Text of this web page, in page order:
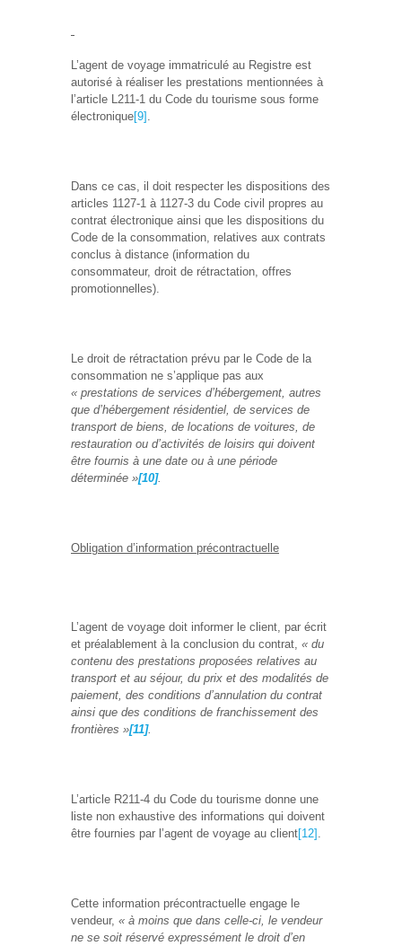
L’agent de voyage immatriculé au Registre est
autorisé à réaliser les prestations mentionnées à
l’article L211-1 du Code du tourisme sous forme
électronique[9]
Dans ce cas, il doit respecter les dispositions des
articles 1127-1 à 1127-3 du Code civil propres au
contrat électronique ainsi que les dispositions du
Code de la consommation, relatives aux contrats
conclus à distance (information du
consommateur, droit de rétractation, offres
promotionnelles).
Le droit de rétractation prévu par le Code de la
consommation ne s’applique pas aux
« prestations de services d’hébergement, autres
que d’hébergement résidentiel, de services de
transport de biens, de locations de voitures, de
restauration ou d’activités de loisirs qui doivent
être fournis à une date ou à une période
déterminée »[10].
Obligation d’information précontractuelle
L’agent de voyage doit informer le client, par écrit
et préalablement à la conclusion du contrat, « du
contenu des prestations proposées relatives au
transport et au séjour, du prix et des modalités de
paiement, des conditions d’annulation du contrat
ainsi que des conditions de franchissement des
frontières »[11].
L’article R211-4 du Code du tourisme donne une
liste non exhaustive des informations qui doivent
être fournies par l’agent de voyage au client[12]
Cette information précontractuelle engage le
vendeur, « à moins que dans celle-ci, le vendeur
ne se soit réservé expressément le droit d’en